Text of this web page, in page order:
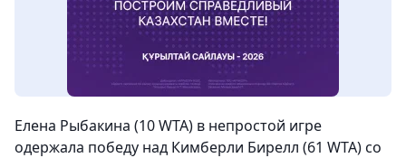
Елена Рыбакина (10 WTA) в непростой игре
одержала победу над Кимберли Бирелл (61 WTA) со